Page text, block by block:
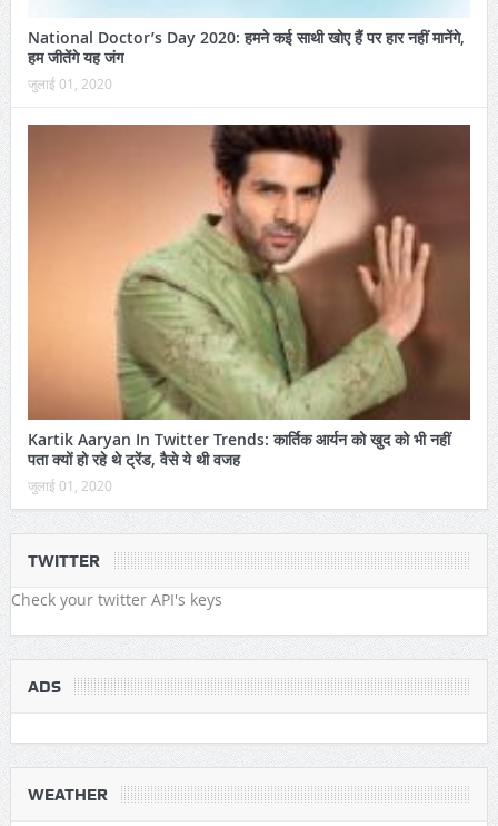
National Doctor’s Day 2020: हमने कई साथी खोए हैं पर हार नहीं मानेंगे,
हम जीतेंगे यह जंग
जुलाई 01, 2020
Kartik Aaryan In Twitter Trends: कार्तिक आर्यन को खुद को भी नहीं
पता क्यों हो रहे थे ट्रेंड, वैसे ये थी वजह
जुलाई 01, 2020
TWITTER
Check your twitter API's keys
ADS
WEATHER